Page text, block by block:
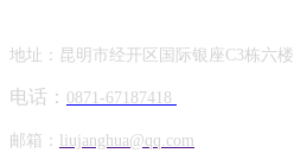
地址：昆明市经开区国际银座C3栋六楼
电话： 0871-67187418
邮箱： liujanghua@qq.com